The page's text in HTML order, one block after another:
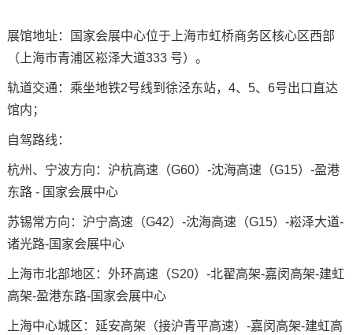
展馆地址：国家会展中心位于上海市虹桥商务区核心区西部
（上海市青浦区崧泽大道333 号）。
轨道交通 ：乘坐地铁2号线到徐泾东站，4、5、6号出口直达
馆内；
自驾路线：
杭州、宁波方向：沪杭高速（G60）-沈海高速（G15）-盈港
东路 - 国家会展中心
苏锡常方向：沪宁高速（G42）-沈海高速（G15）-崧泽大道-
诸光路-国家会展中心
上海市北部地区：外环高速（S20）-北翟高架-嘉闵高架-建虹
高架-盈港东路-国家会展中心
上海中心城区：延安高架（接沪青平高速）-嘉闵高架-建虹高